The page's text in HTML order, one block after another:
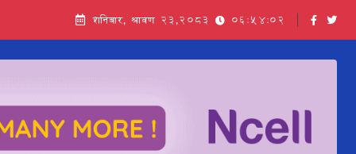
शनिबार, श्रावण २३,२०८३ 06:54:03